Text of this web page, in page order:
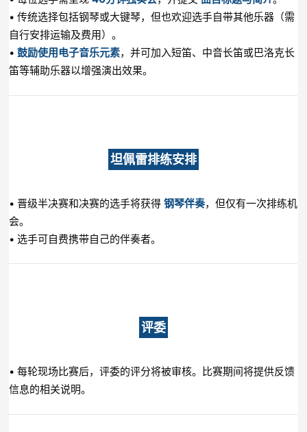
• 传统选择包括钢琴或大键琴，但也欢迎选手自带其他乐器（需
自行安排运输及费用）。
•鼓励使用电子音乐元素，并可加入短笛、中音长笛或巴洛克长
笛等辅助乐器以增强演出效果。
坦佩雷排练安排
• 晋级半决赛和决赛的选手将获得钢琴伴奏，但仅有一次排练机
会。
• 选手可自费携带自己的伴奏者。
评委
• 每轮现场比赛后，评委的评分将被审核。比赛期间将提供反馈
信息的相关说明。